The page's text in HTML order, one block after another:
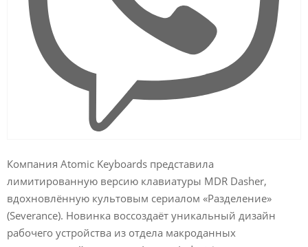
Компания Atomic Keyboards представила
лимитированную версию клавиатуры MDR Dasher,
вдохновлённую культовым сериалом «Разделение»
(Severance). Новинка воссоздаёт уникальный дизайн
рабочего устройства из отдела макроданных